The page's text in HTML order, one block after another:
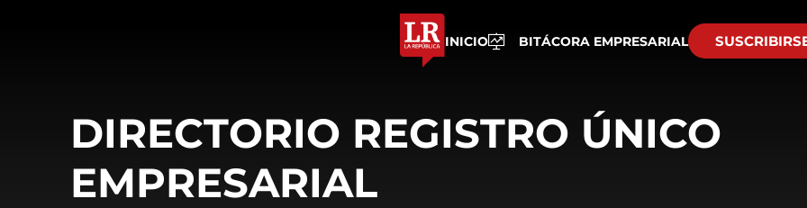
INICIO BITÁCORA EMPRESARIAL
DIRECTORIO REGISTRO ÚNICO
EMPRESARIAL